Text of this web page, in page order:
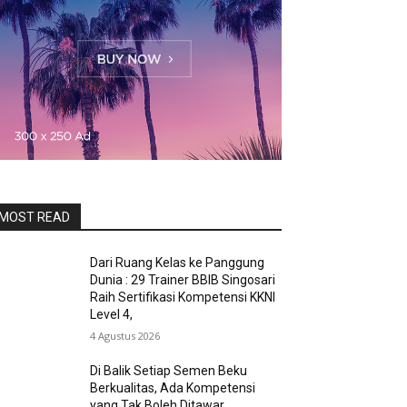
READ
Dari Ruang Kelas ke Panggung
Dunia : 29 Trainer BBIB Singosari
Raih Sertifikasi Kompetensi KKNI
Level 4,
4 Agustus 2026
Di Balik Setiap Semen Beku
Berkualitas, Ada Kompetensi